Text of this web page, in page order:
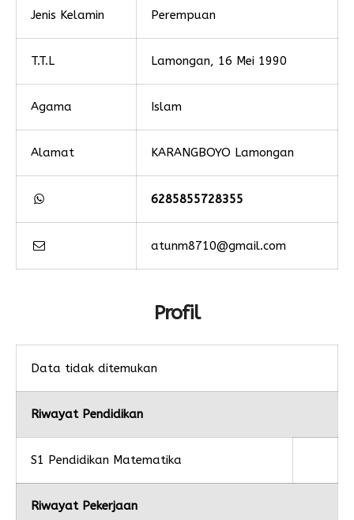
Jenis Kelamin Perempuan
T.T.L Lamongan, 16 Mei 1990
Agama Islam
Alamat KARANGBOYO Lamongan
6285855728355
atunm8710@gmail.com
Profil
Data tidak ditemukan
Riwayat Pendidikan
S1 Pendidikan Matematika
Riwayat Pekerjaan